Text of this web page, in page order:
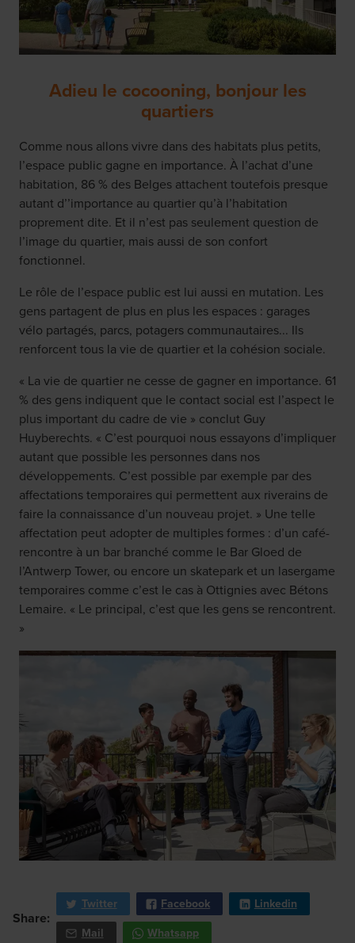
Adieu le cocooning, bonjour les
quartiers
Comme nous allons vivre dans des habitats plus petits,
l’espace public gagne en importance. À l’achat d’une
habitation, 86 % des Belges attachent toutefois presque
autant d’’importance au quartier qu’à l’habitation
proprement dite. Et il n’est pas seulement question de
l’image du quartier, mais aussi de son confort
fonctionnel.
Le rôle de l’espace public est lui aussi en mutation. Les
gens partagent de plus en plus les espaces : garages
vélo partagés, parcs, potagers communautaires... Ils
renforcent tous la vie de quartier et la cohésion sociale.
« La vie de quartier ne cesse de gagner en importance. 61
% des gens indiquent que le contact social est l’aspect le
plus important du cadre de vie » conclut Guy
Huyberechts. « C’est pourquoi nous essayons d’impliquer
autant que possible les personnes dans nos
développements. C’est possible par exemple par des
affectations temporaires qui permettent aux riverains de
faire la connaissance d’un nouveau projet. » Une telle
affectation peut adopter de multiples formes : d’un café-
rencontre à un bar branché comme le Bar Gloed de
l’Antwerp Tower, ou encore un skatepark et un lasergame
temporaires comme c’est le cas à Ottignies avec Bétons
Lemaire. « Le principal, c’est que les gens se rencontrent.
»
Share:
Twitter Facebook
Linkedin
Mail
Whatsapp